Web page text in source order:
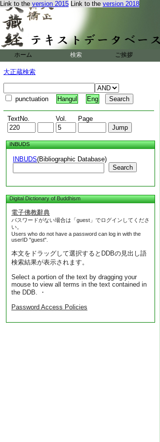
Link to the version 2015 Link to the version 2018
ホーム 検索 ご挨拶
大正蔵検索
punctuation Hangul Eng
TextNo. Vol. Page
INBUDS
INBUDS(Bibliographic Database)
Search
Digital Dictionary of Buddhism
電子佛教辭典
パスワードがない場合は「guest」でログインしてくださ
い。
Users who do not have a password can log in with the
userID "guest".
本文をドラッグして選択するとDDBの見出し語
検索結果が表示されます。
Select a portion of the text by dragging your
mouse to view all terms in the text contained in
the DDB. ・
Password Access Policies